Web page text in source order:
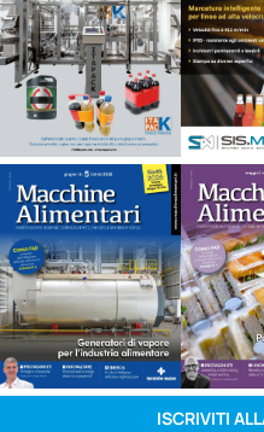
ISCRIVITI